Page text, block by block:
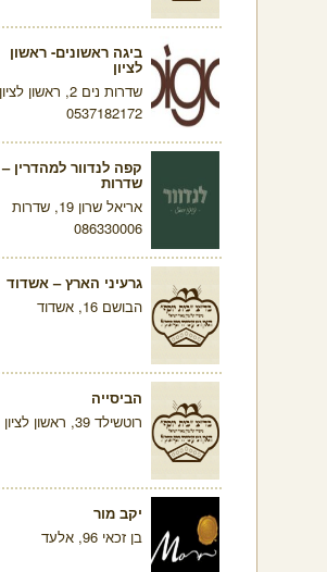
ביגה ראשונים- ראשון
לציון
שדרות נים 2, ראשון לציון
0537182172
קפה לנדוור למהדרין –
שדרות
אריאל שרון 19, שדרות
086330006
גרעיני הארץ – אשדוד
הבושם 16, אשדוד
הביסייה
רוטשילד 39, ראשון לציון
יקב מור
בן זכאי 96, אלעד